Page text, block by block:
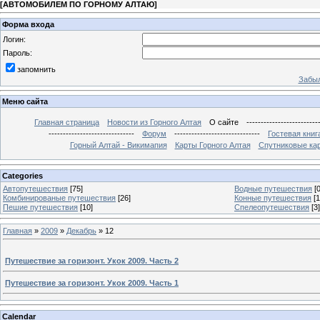
[АВТОМОБИЛЕМ ПО ГОРНОМУ АЛТАЮ]
Форма входа
Логин:
Пароль:
запомнить
Меню сайта
Главная страница Новости из Горного Алтая О сайте
------------------------------
Форум ------------------------------
Гостевая
Горный Алтай - Викимапия
Карты Горного Алтая Спутниковые
Categories
Автопутешествия [75] Водные путешествия
Комбинированые путешествия [26] Конные путешествия
Пешие путешествия [10] Спелеопутешествия [3]
Главная » 2009 » Декабрь » 12
Путешествие за горизонт. Укок 2009. Часть 2
Путешествие за горизонт. Укок 2009. Часть 1
Calendar